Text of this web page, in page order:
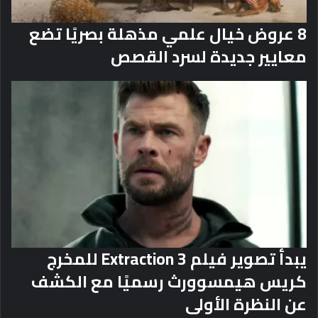
8 عروض خيال علمي مذهلة بصريًا تضع
معايير جديدة لسرد القصص
يبدأ تصوير فيلم Extraction 3 للمخرج
كريس هيمسوورث رسميًا مع الكشف
عن النظرة الأولى